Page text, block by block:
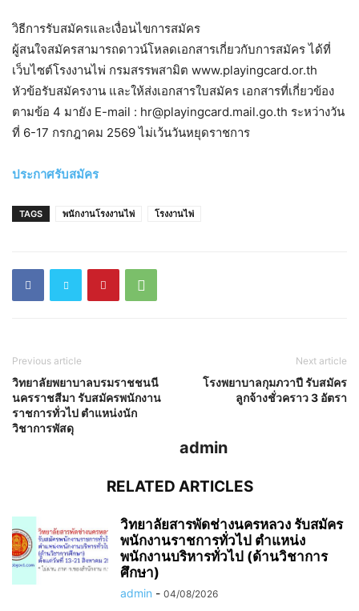
วิธีการรับสมัครและเงื่อนไขการสมัคร
ผู้สนใจสมัครสามารถดาวน์โหลดเอกสารเกี่ยวกับการสมัคร ได้ที่
เว็บไซต์โรงงานไพ่ กรมสรรพสามิต www.playingcard.or.th
หัวข้อรับสมัครงาน และให้ส่งเอกสารใบสมัคร เอกสารที่เกี่ยวข้อง
ตามข้อ 4 มายัง E-mail : hr@playingcard.mail.go.th ระหว่างวัน
ที่ 6-17 กรกฎาคม 2569 ไม่เว้นวันหยุดราชการ
ประกาศรับสมัคร
TAGS พนักงานโรงงานไพ่ โรงงานไพ่
Previous article
วิทยาลัยพยาบาลบรมราชชนนี
นครราชสีมา รับสมัครพนักงาน
ราชการทั่วไป ตำแหน่งนัก
วิชาการพัสดุ
Next article
โรงพยาบาลกุมภวาปี รับสมัคร
ลูกจ้างชั่วคราว 3 อัตรา
admin
RELATED ARTICLES
วิทยาลัยสารพัดช่างนครหลวง รับสมัคร
พนักงานราชการทั่วไป ตำแหน่ง
พนักงานบริหารทั่วไป (ด้านวิชาการ
ศึกษา)
admin - 04/08/2026